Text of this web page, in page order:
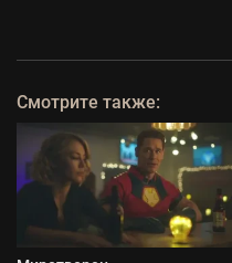
Смотрите также: